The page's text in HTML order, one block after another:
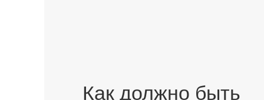
Как должно быть